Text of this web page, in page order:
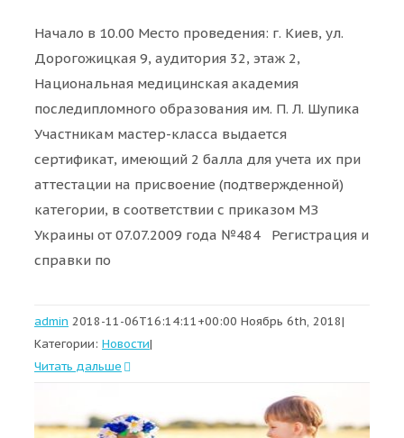
Начало в 10.00 Место проведения: г. Киев, ул.
Дорогожицкая 9, аудитория 32, этаж 2,
Национальная медицинская академия
последипломного образования им. П. Л. Шупика
Участникам мастер-класса выдается
сертификат, имеющий 2 балла для учета их при
аттестации на присвоение (подтвержденной)
категории, в соответствии с приказом МЗ
Украины от 07.07.2009 года №484 Регистрация и
справки по
admin 2018-11-06T16:14:11+00:00 Ноябрь 6th, 2018|
Категории: Новости|
Читать дальше